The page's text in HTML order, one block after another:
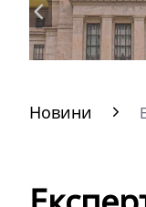
Новини